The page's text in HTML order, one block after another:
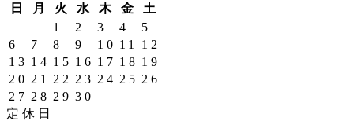
日
月 火 水 木 金
土
1
2 3 4
5
6
7 8 9 10 11
12
13 14 15 16 17 18 19
20 21 22 23 24 25 26
27 28 29 30
定休日